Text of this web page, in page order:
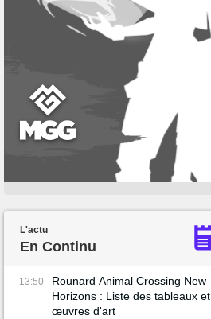
L'actu
En Continu
13:50
Rounard Animal Crossing New
Horizons : Liste des tableaux et
œuvres d'art